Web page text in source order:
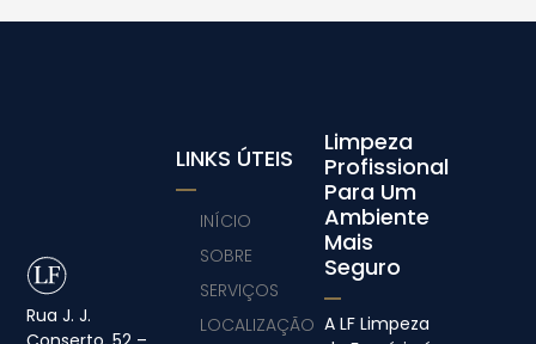
Rua J. J.
Limpeza
Profissional
Para Um
Ambiente
Mais
Seguro
A LF Limpeza
LINKS ÚTEIS
INÍCIO
SOBRE
SERVIÇOS
LOCALIZAÇÃO